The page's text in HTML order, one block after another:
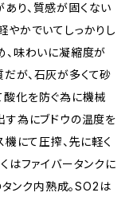
り、質感が固くない
やかでいてしっかりし
、味わいに凝縮度が
が、石灰が多くて砂
酸化を防ぐ為に機械
す為にブドウの温度を
にて圧搾、先に軽く
はファイバータンクに
ンク内熟成。SO2は